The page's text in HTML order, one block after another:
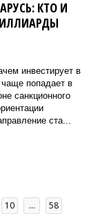
КТО И
инвестирует в
попадает в
санкционного
ста...
10 ...
58